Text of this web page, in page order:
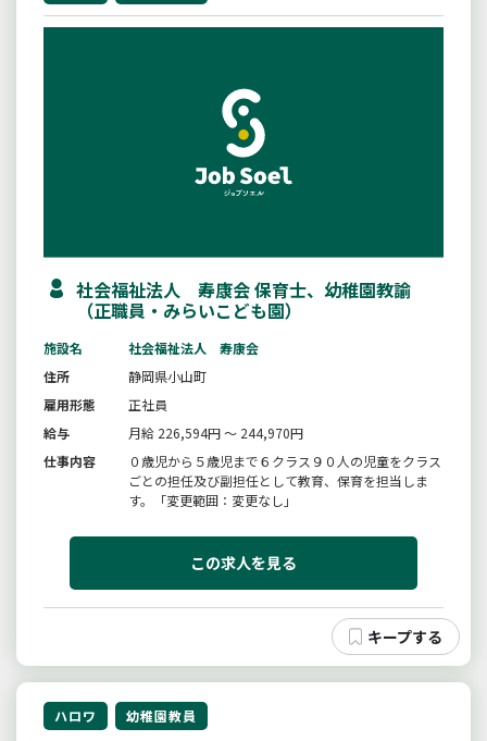
社会福祉法人 寿康会 保育士、幼稚園教諭
（正職員・みらいこども園）
施設名
社会福祉法人 寿康会
住所
静岡県小山町
雇用形態
正社員
給与
月給 226,594円 ～ 244,970円
仕事内容
０歳児から５歳児まで６クラス９０人の児童をクラス
ごとの担任及び副担任として教育、保育を担当しま
す。「変更範囲：変更なし」
この求人を見る
ハロワ 幼稚園教員